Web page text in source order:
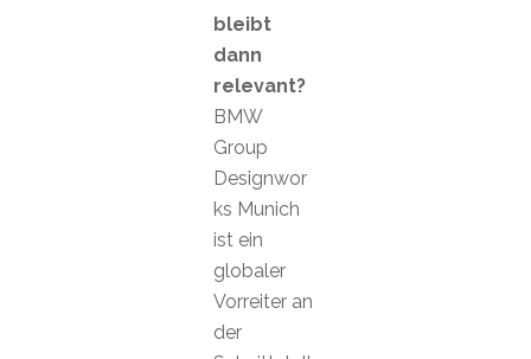
bleibt
dann
relevant?
BMW
Group
Designwor
ks Munich
ist ein
globaler
Vorreiter an
der